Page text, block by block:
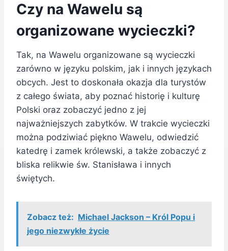
Czy na Wawelu są
organizowane wycieczki?
Tak, na Wawelu organizowane są wycieczki
zarówno w języku polskim, jak i innych językach
obcych. Jest to doskonała okazja dla turystów
z całego świata, aby poznać historię i kulturę
Polski oraz zobaczyć jedno z jej
najważniejszych zabytków. W trakcie wycieczki
można podziwiać piękno Wawelu, odwiedzić
katedrę i zamek królewski, a także zobaczyć z
bliska relikwie św. Stanisława i innych
świętych.
Zobacz też: Michael Jackson – Król Popu i
jego niezwykłe życie